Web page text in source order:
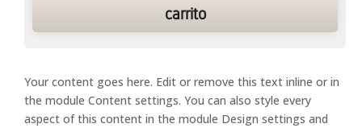
carrito
Your content goes here. Edit or remove this text inline or in
the module Content settings. You can also style every
aspect of this content in the module Design settings and